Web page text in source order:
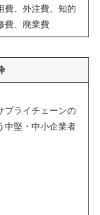
費、外注費、知的
費、廃業費
プライチェーンの
中堅・中小企業者